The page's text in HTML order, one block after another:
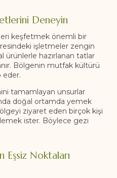
Deneyin
keşfetmek önemli bir
işletmeler zengin
ürünlerle hazırlanan tatlar
Bölgenin mutfak kültürü
eder.
tamamlayan unsurlar
doğal ortamda yemek
ziyaret eden birçok kişi
ister. Böylece gezi
Eşsiz Noktaları